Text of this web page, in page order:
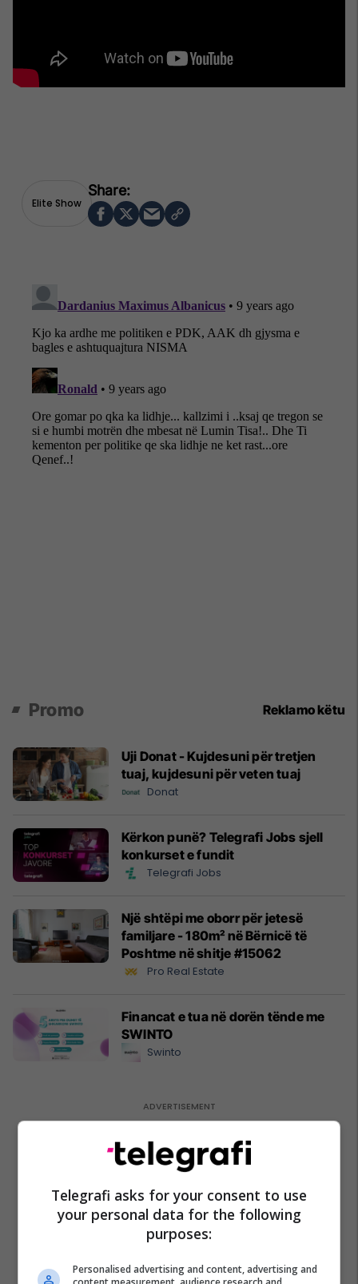
Elite Show
Promo Reklamo këtu
Uji Donat - Kujdesuni për tretjen
tuaj, kujdesuni për veten tuaj
Donat
Kërkon punë? Telegrafi Jobs sjell
konkurset e fundit
Telegrafi Jobs
Një shtëpi me oborr për jetesë
familjare - 180m² në Bërnicë të
Poshtme në shitje #15062
Pro Real Estate
Financat e tua në dorën tënde me
SWINTO
Swinto
Telegrafi asks for your consent to use
your personal data for the following
purposes:
Personalised advertising and content, advertising and